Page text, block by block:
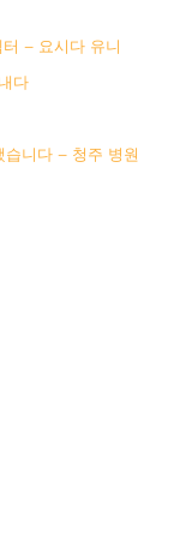
– 요시다 유니
다
니다 – 청주 병원